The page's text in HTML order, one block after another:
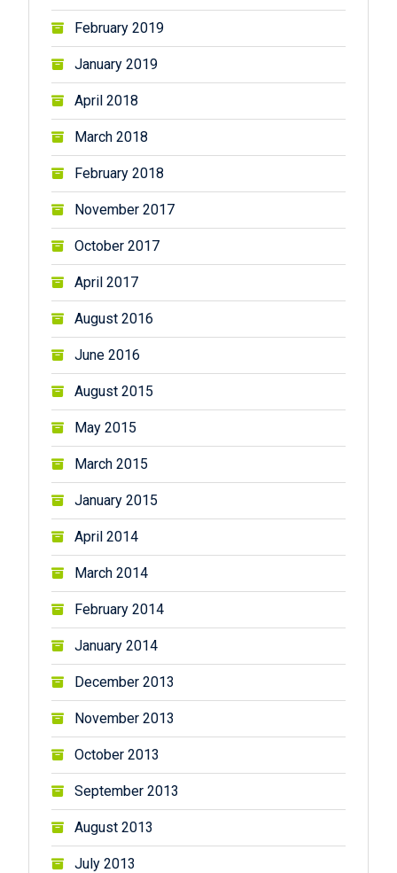
February 2019
January 2019
April 2018
March 2018
February 2018
November 2017
October 2017
April 2017
August 2016
June 2016
August 2015
May 2015
March 2015
January 2015
April 2014
March 2014
February 2014
January 2014
December 2013
November 2013
October 2013
September 2013
August 2013
July 2013